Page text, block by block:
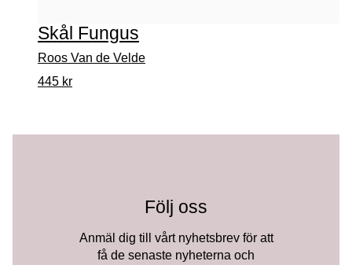
Skål Fungus
Roos Van de Velde
445 kr
Följ oss
Anmäl dig till vårt nyhetsbrev för att
få de senaste nyheterna och